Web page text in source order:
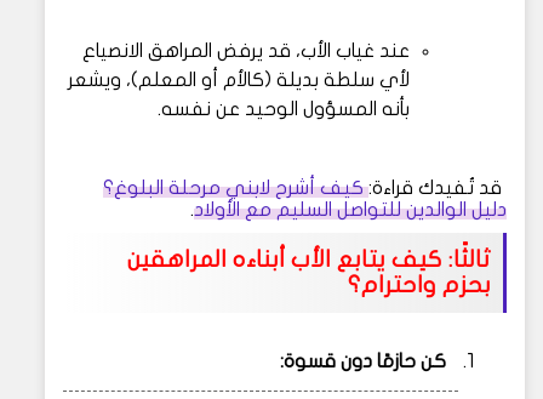
عند غياب الأب، قد يرفض المراهق الانصياع
لأي سلطة بديلة (كالأم أو المعلم)، ويشعر
بأنه المسؤول الوحيد عن نفسه.
قد تُفيدك قراءة:كيف أشرح لابني مرحلة البلوغ؟
دليل الوالدين للتواصل السليم مع الأولاد.
ثالثًا: كيف يتابع الأب أبناءه المراهقين
بحزم واحترام؟
كن حازمًا دون قسوة: